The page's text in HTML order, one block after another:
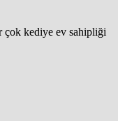
kediye ev sahipliği